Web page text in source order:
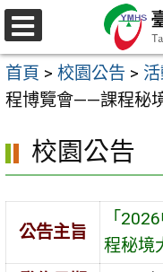
跳
至
主
要
容
區
選
單
首頁 > 校園公告 >
程博覽會——課程秘
校園公告
公告主旨
「
程秘境